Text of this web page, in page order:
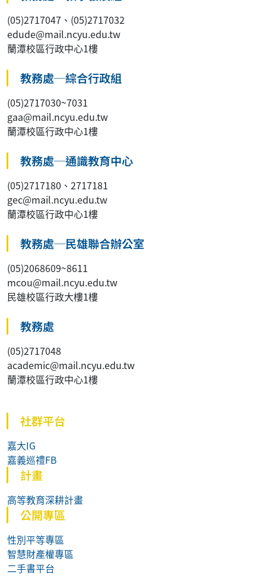
(05)2717047、(05)2717032
edude@mail.ncyu.edu.tw
蘭潭校區行政中心1樓
教務處─綜合行政組
(05)2717030~7031
gaa@mail.ncyu.edu.tw
蘭潭校區行政中心1樓
教務處─通識教育中心
(05)2717180、2717181
gec@mail.ncyu.edu.tw
蘭潭校區行政中心1樓
教務處─民雄聯合辦公室
(05)2068609~8611
mcou@mail.ncyu.edu.tw
民雄校區行政大樓1樓
教務處
(05)2717048
academic@mail.ncyu.edu.tw
蘭潭校區行政中心1樓
社群平台
嘉大IG
嘉義巡禮FB
計畫
高等教育深耕計畫
公開專區
性別平等專區
智慧財產權專區
二手書平台